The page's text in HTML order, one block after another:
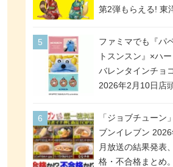
象商品
第2弾もらえる! 東
ペーンが2026年5
日スタート。浴衣
ぬき・キツネ姿の
ッタ / ミオリネ /
号・5号) / シャディ
が全6種のクリアス
ドになって登場!
ファミマでも『パ
トスンスン』×ハー
バレンタインチョ
2026年2月10日店
チョコ」「チョコ
「ツインギフト」
場
「ジョブチューン
ブンイレブン 2026
月放送の結果発表
格・不合格まとめ